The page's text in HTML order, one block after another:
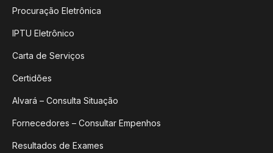
Procuração Eletrônica
IPTU Eletrônico
Carta de Serviços
Certidões
Alvará – Consulta Situação
Fornecedores – Consultar Empenhos
Resultados de Exames